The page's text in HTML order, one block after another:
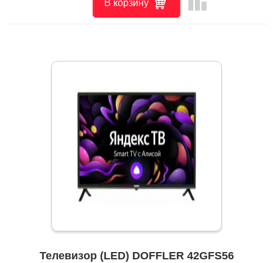
В корзину
Телевизор (LED) DOFFLER 42GFS56